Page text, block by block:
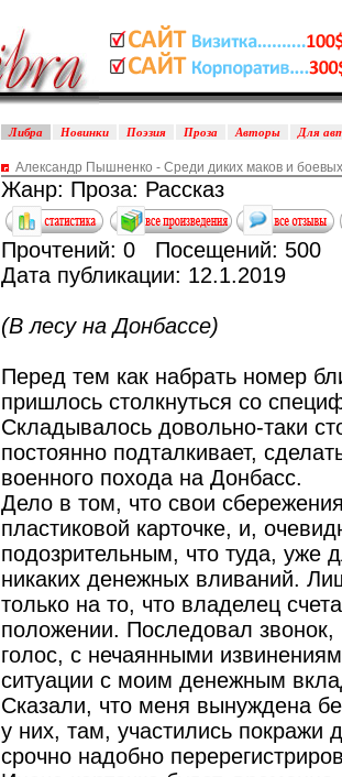
Либра Новинки Поэзия Проза Авторы Для
Александр Пышненко - Среди диких маков и
Жанр: Проза: Рассказ
Прочтений: 0 Посещений: 500
Дата публикации: 12.1.2019
(В лесу на Донбассе)
Перед тем как набрать номер
пришлось столкнуться со
Складывалось довольно-таки
постоянно подталкивает,
военного похода на Донбасс.
Дело в том, что свои
пластиковой карточке, и,
подозрительным, что туда, уже
никаких денежных вливаний.
только на то, что владелец
положении. Последовал
голос, с нечаянными
ситуации с моим денежным
Сказали, что меня вынуждена
у них, там, участились покражи
срочно надобно